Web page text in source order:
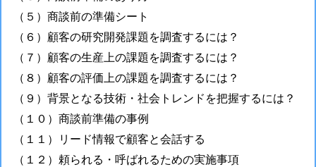
（５）商談前の準備シート
（６）顧客の研究開発課題を調査するには？
（７）顧客の生産上の課題を調査するには？
（８）顧客の評価上の課題を調査するには？
（９）背景となる技術・社会トレンドを把握するには？
（１０）商談前準備の事例
（１１）リード情報で顧客と会話する
（１２）頼られる・呼ばれるための実施事項